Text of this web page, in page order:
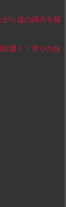
がり益の両方を狙
3選！！守りの投